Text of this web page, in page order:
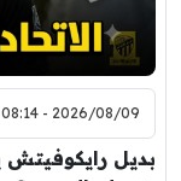
2026/08/09 - 08:14
بديل